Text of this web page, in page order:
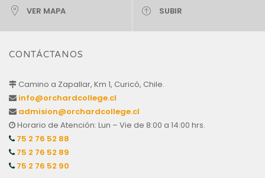
VER MAPA SUBIR
CONTÁCTANOS
Camino a Zapallar, Km 1, Curicó, Chile.
info@orchardcollege.cl
admision@orchardcollege.cl
Horario de Atención: Lun – Vie de 8:00 a 14:00 hrs.
75 2 76 52 88
75 2 76 52 89
75 2 76 52 90